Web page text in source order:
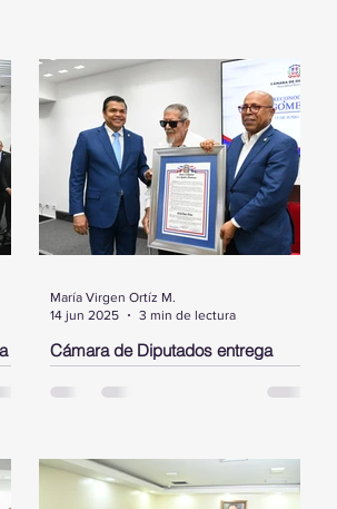
Cámara de Diputados entrega
pergamino de reconocimiento a
Delio Gómez Ochoa
Diputados entregó un pergamino de
reconocimiento como homenaje al
héroe nacional y comandante Delio
María Virgen Ortíz M.
14 jun 2025
3 min de lectura